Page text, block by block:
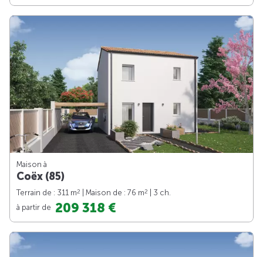
Maison à
Coëx (85)
Terrain de : 311 m2 | Maison de : 76 m2
| 3 ch.
à partir de 209 318 €